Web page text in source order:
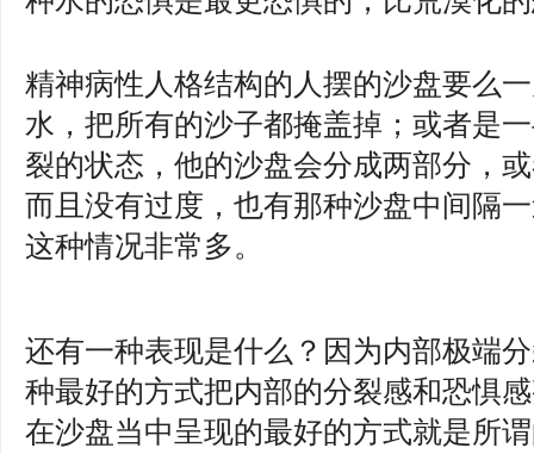
精神病性人格结构的人摆的沙盘要么
水，把所有的沙子都掩盖掉；或者是
裂的状态，他的沙盘会分成两部分，
而且没有过度，也有那种沙盘中间隔
这种情况非常多。
还有一种表现是什么？因为内部极端
种最好的方式把内部的分裂感和恐惧
在沙盘当中呈现的最好的方式就是所